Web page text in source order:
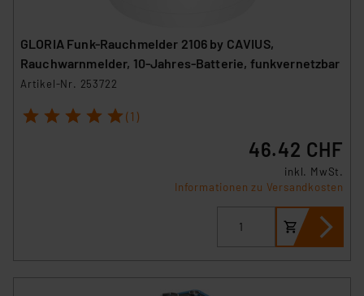
GLORIA Funk-Rauchmelder 2106 by CAVIUS,
Rauchwarnmelder, 10-Jahres-Batterie, funkvernetzbar
Artikel-Nr. 253722
1 2 3 4 5 (1)
46.42 CHF
inkl. MwSt.
Informationen zu Versandkosten